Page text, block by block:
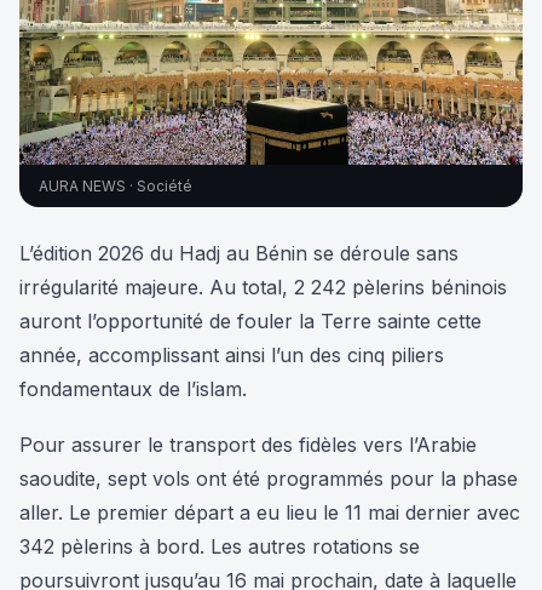
AURA NEWS · Société
L’édition 2026 du Hadj au Bénin se déroule sans
irrégularité majeure. Au total, 2 242 pèlerins béninois
auront l’opportunité de fouler la Terre sainte cette
année, accomplissant ainsi l’un des cinq piliers
fondamentaux de l’islam.
Pour assurer le transport des fidèles vers l’Arabie
saoudite, sept vols ont été programmés pour la phase
aller. Le premier départ a eu lieu le 11 mai dernier avec
342 pèlerins à bord. Les autres rotations se
poursuivront jusqu’au 16 mai prochain, date à laquelle